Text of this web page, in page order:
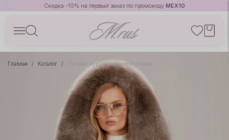
Скидка -10% на первый заказ по промокоду MEX10
Главная Каталог Пуховая куртка в меховой оправе